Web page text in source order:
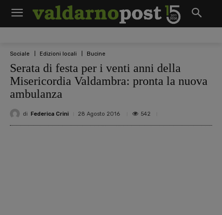
Sociale Edizioni locali Bucine
Serata di festa per i venti anni della
Misericordia Valdambra: pronta la nuova
ambulanza
di Federica Crini 28 Agosto 2016 542